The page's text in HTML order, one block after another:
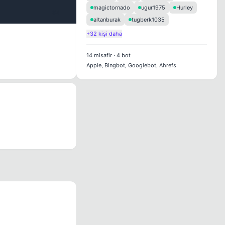
magictornado
ugur1975
Hurley
altanburak
tugberk1035
+32 kişi daha
14 misafir · 4 bot
Apple, Bingbot, Googlebot, Ahrefs